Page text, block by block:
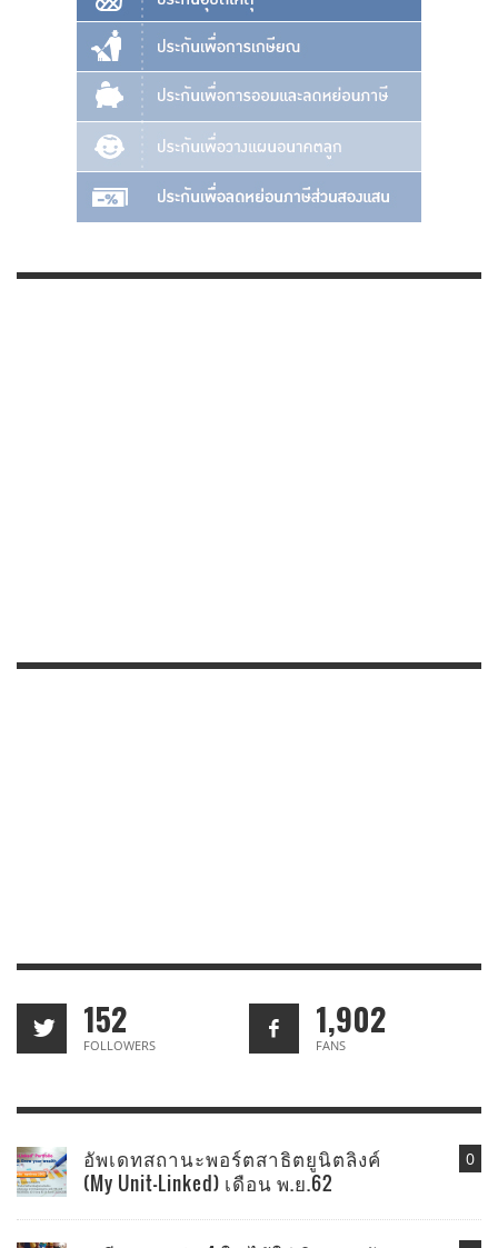
152
FOLLOWERS
1,902
FANS
0
อัพเดทสถานะพอร์ตสาธิตยูนิตลิงค์
(My Unit-Linked) เดือน พ.ย.62